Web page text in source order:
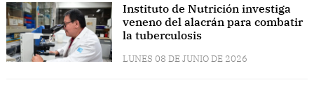
Instituto de Nutrición investiga
veneno del alacrán para combatir
la tuberculosis
LUNES 08 DE JUNIO DE 2026